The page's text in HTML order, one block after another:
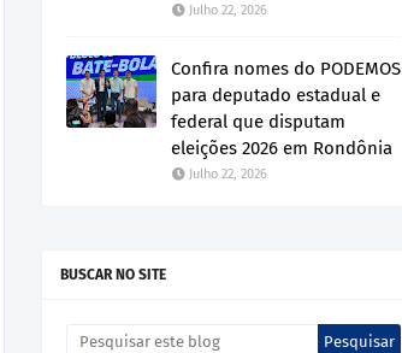
Julho 22, 2026
Confira nomes do PODEMOS
para deputado estadual e
federal que disputam
eleições 2026 em Rondônia
Julho 22, 2026
BUSCAR NO SITE